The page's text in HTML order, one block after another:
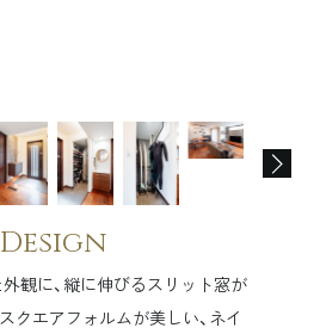
Design
観に、縦に伸びるスリット窓が
クエアフォルムが美しい、ネイ